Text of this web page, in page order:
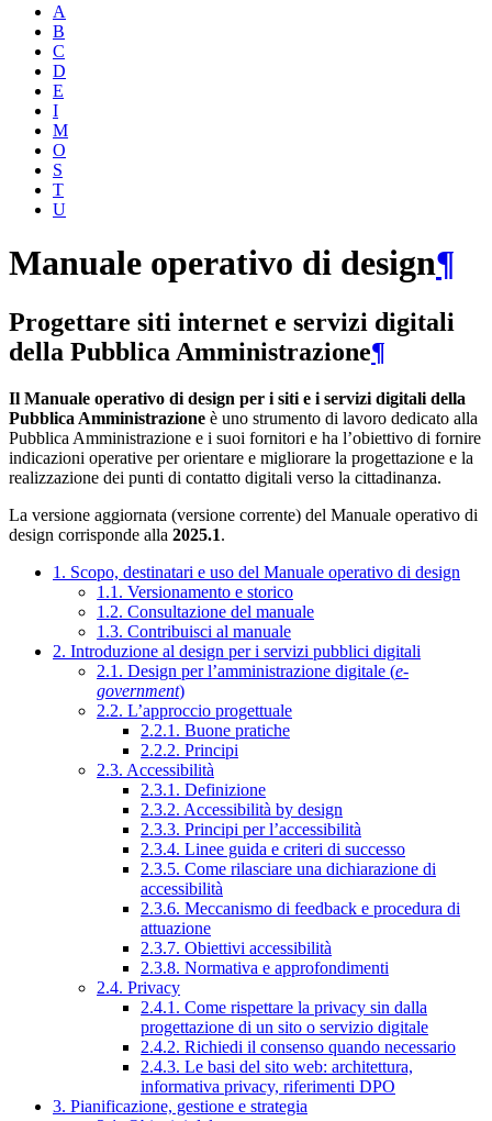
A
B
C
D
E
I
M
O
S
T
U
Manuale operativo di design¶
Progettare siti internet e servizi digitali
della Pubblica Amministrazione¶
Il Manuale operativo di design per i siti e i servizi digitali della
Pubblica Amministrazione è uno strumento di lavoro dedicato alla
Pubblica Amministrazione e i suoi fornitori e ha l’obiettivo di fornire
indicazioni operative per orientare e migliorare la progettazione e la
realizzazione dei punti di contatto digitali verso la cittadinanza.
La versione aggiornata (versione corrente) del Manuale operativo di
design corrisponde alla 2025.1.
1. Scopo, destinatari e uso del Manuale operativo di design
1.1. Versionamento e storico
1.2. Consultazione del manuale
1.3. Contribuisci al manuale
2. Introduzione al design per i servizi pubblici digitali
2.1. Design per l’amministrazione digitale (e-
government)
2.2. L’approccio progettuale
2.2.1. Buone pratiche
2.2.2. Principi
2.3. Accessibilità
2.3.1. Definizione
2.3.2. Accessibilità by design
2.3.3. Principi per l’accessibilità
2.3.4. Linee guida e criteri di successo
2.3.5. Come rilasciare una dichiarazione di
accessibilità
2.3.6. Meccanismo di feedback e procedura di
attuazione
2.3.7. Obiettivi accessibilità
2.3.8. Normativa e approfondimenti
2.4. Privacy
2.4.1. Come rispettare la privacy sin dalla
progettazione di un sito o servizio digitale
2.4.2. Richiedi il consenso quando necessario
2.4.3. Le basi del sito web: architettura,
informativa privacy, riferimenti DPO
3. Pianificazione, gestione e strategia